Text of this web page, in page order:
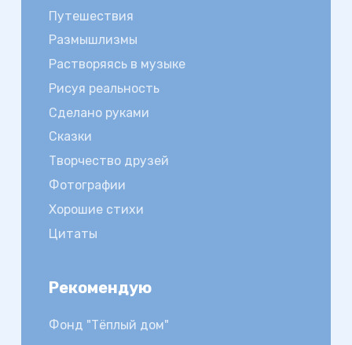
Путешествия
Размышлизмы
Растворяясь в музыке
Рисуя реальность
Сделано руками
Сказки
Творчество друзей
Фотографии
Хорошие стихи
Цитаты
Рекомендую
Фонд "Тёплый дом"